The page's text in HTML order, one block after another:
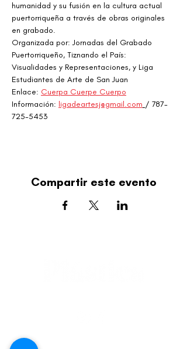
humanidad y su fusión en la cultura actual
puertorriqueña a través de obras originales
en grabado.
Organizada por: Jornadas del Grabado
Puertorriqueño, Tiznando el País:
Visualidades y Representaciones, y Liga
Estudiantes de Arte de San Juan
Enlace: Cuerpa Cuerpe Cuerpo
Información: ligadeartesj@gmail.com / 787-
725-5453
Compartir este evento
editorial@revistaplasticapr.org